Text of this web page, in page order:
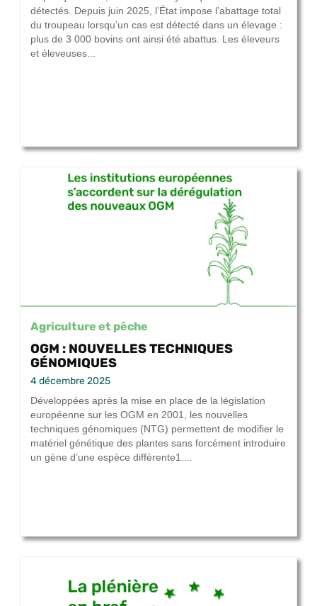
détectés. Depuis juin 2025, l’État impose l’abattage total
du troupeau lorsqu’un cas est détecté dans un élevage :
plus de 3 000 bovins ont ainsi été abattus. Les éleveurs
et éleveuses...
Agriculture et pêche
OGM : NOUVELLES TECHNIQUES
GÉNOMIQUES
4 décembre 2025
Développées après la mise en place de la législation
européenne sur les OGM en 2001, les nouvelles
techniques génomiques (NTG) permettent de modifier le
matériel génétique des plantes sans forcément introduire
un gène d’une espèce différente1....